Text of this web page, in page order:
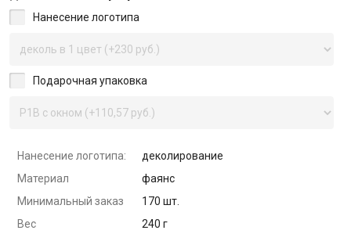
Нанесение логотипа
Подарочная упаковка
Нанесение логотипа:
деколирование
Материал
фаянс
Минимальный заказ
170 шт.
Вес
240 г